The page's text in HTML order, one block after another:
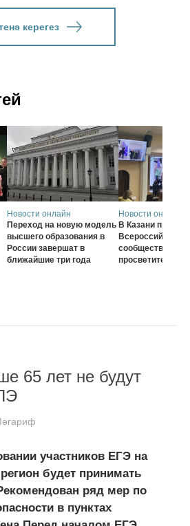
керегез
Новости онлайн
Переход на новую модель
высшего образования в
России завершат в
ближайшие три года
Новости онлайн
В Казани
Всероссийского
сообщества
просветителей
65 лет не будут
участников ЕГЭ на
будет принимать
ряд мер по
в пунктах